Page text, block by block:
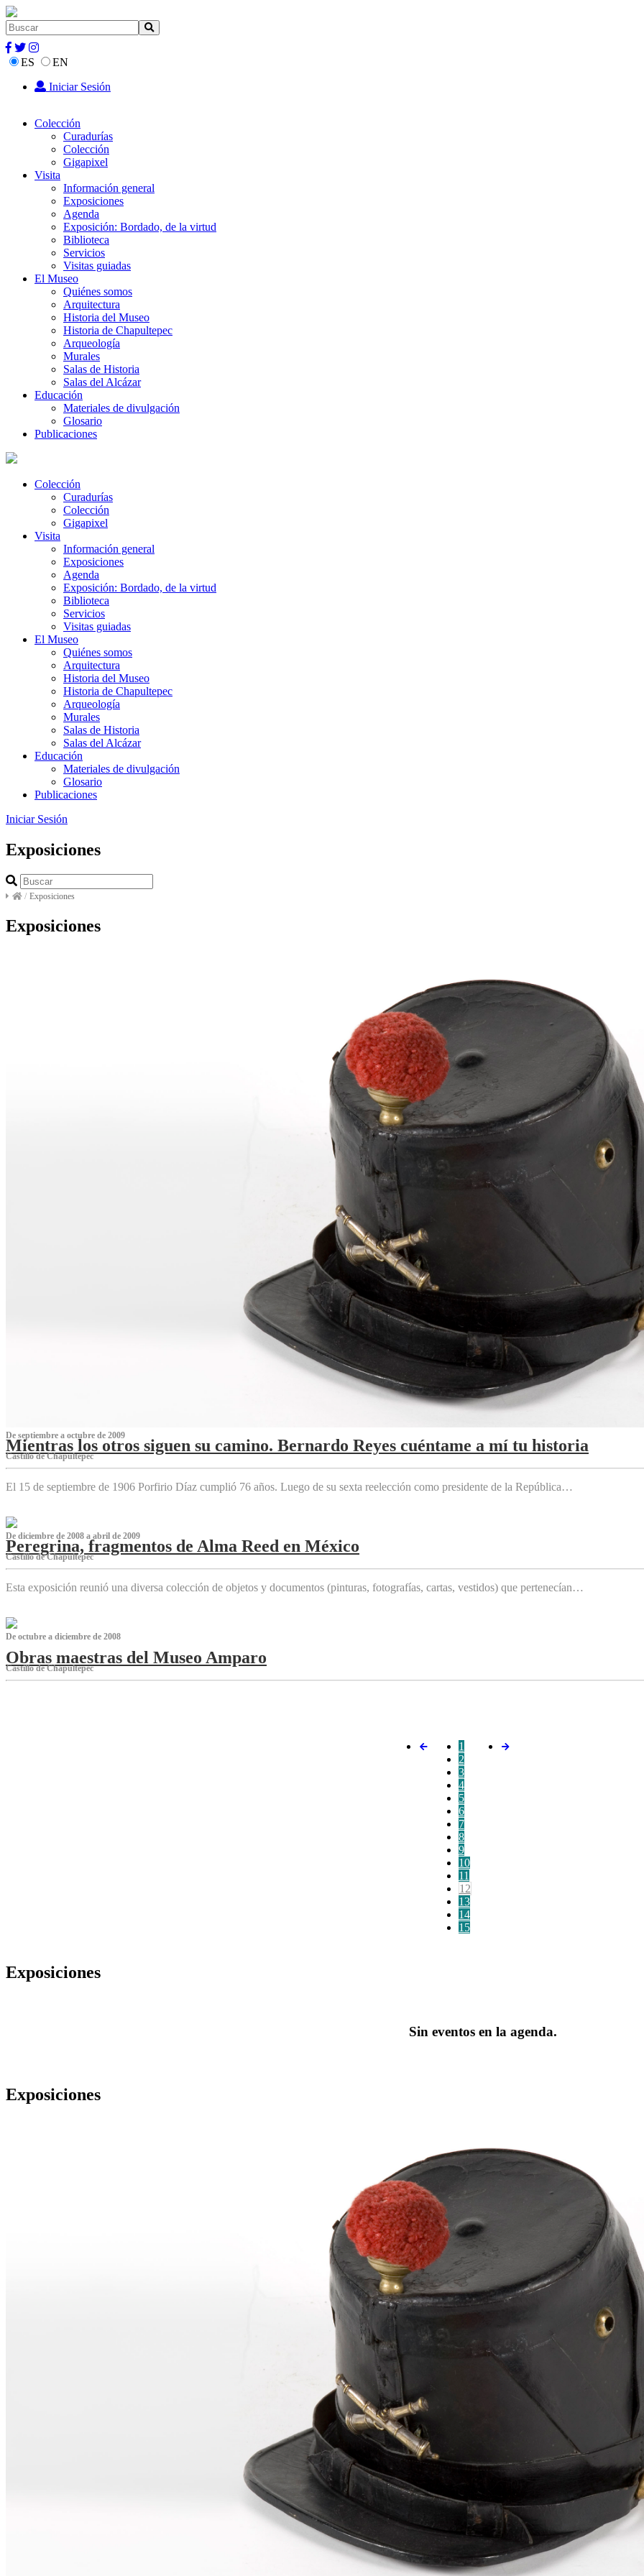
ES
EN
Iniciar Sesión
Colección
Curadurías
Colección
Gigapixel
Visita
Información general
Exposiciones
Agenda
Exposición: Bordado, de la virtud
Biblioteca
Servicios
Visitas guiadas
El Museo
Quiénes somos
Arquitectura
Historia del Museo
Historia de Chapultepec
Arqueología
Murales
Salas de Historia
Salas del Alcázar
Educación
Materiales de divulgación
Glosario
Publicaciones
Colección
Curadurías
Colección
Gigapixel
Visita
Información general
Exposiciones
Agenda
Exposición: Bordado, de la virtud
Biblioteca
Servicios
Visitas guiadas
El Museo
Quiénes somos
Arquitectura
Historia del Museo
Historia de Chapultepec
Arqueología
Murales
Salas de Historia
Salas del Alcázar
Educación
Materiales de divulgación
Glosario
Publicaciones
Iniciar Sesión
Exposiciones
/ Exposiciones
Exposiciones
De septiembre a octubre de 2009
Mientras los otros siguen su camino. Bernardo Reyes cuéntame a mí tu historia
Castillo de Chapultepec
El 15 de septiembre de 1906 Porfirio Díaz cumplió 76 años. Luego de su sexta reelección como presidente de la República…
De diciembre de 2008 a abril de 2009
Peregrina, fragmentos de Alma Reed en México
Castillo de Chapultepec
Esta exposición reunió una diversa colección de objetos y documentos (pinturas, fotografías, cartas, vestidos) que pertenecían…
De octubre a diciembre de 2008
Obras maestras del Museo Amparo
Castillo de Chapultepec
1
2
3
4
5
6
7
8
9
10
11
12
13
14
15
Exposiciones
Sin eventos en la agenda.
Exposiciones